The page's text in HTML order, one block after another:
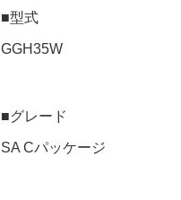
■型式
GGH35W
■グレード
SA Cパッケージ